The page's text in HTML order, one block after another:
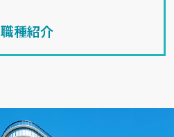
職種紹介